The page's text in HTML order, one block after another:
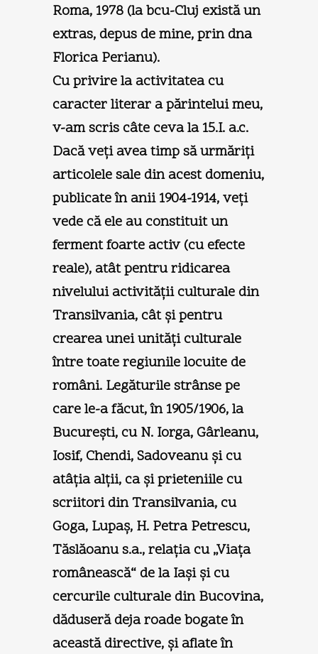
Roma, 1978 (la bcu-Cluj există un
extras, depus de mine, prin dna
Florica Perianu).
Cu privire la activitatea cu
caracter literar a părintelui meu,
v-am scris câte ceva la 15.I. a.c.
Dacă veţi avea timp să urmăriţi
articolele sale din acest domeniu,
publicate în anii 1904-1914, veţi
vede că ele au constituit un
ferment foarte activ (cu efecte
reale), atât pentru ridicarea
nivelului activităţii culturale din
Transilvania, cât şi pentru
crearea unei unităţi culturale
între toate regiunile locuite de
români. Legăturile strânse pe
care le-a făcut, în 1905/1906, la
Bucureşti, cu N. Iorga, Gârleanu,
Iosif, Chendi, Sadoveanu şi cu
atâţia alţii, ca şi prieteniile cu
scriitori din Transilvania, cu
Goga, Lupaş, H. Petra Petrescu,
Tăslăoanu s.a., relaţia cu „Viaţa
românească“ de la Iaşi şi cu
cercurile culturale din Bucovina,
dăduseră deja roade bogate în
această directive, şi aflate în